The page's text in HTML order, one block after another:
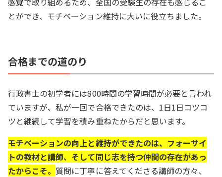
とができ、モチベーション維持に大いに役立ちました。
合格までの道のり
行政書士の初学者には800時間の学習時間が必要と言われ
ていますが、私が一回で合格できたのは、1日1日コツコ
ツと継続して学習を積み重ねたからだと思います。
モチベーションの向上と維持ができたのは、フォーサイ
トの教材と講師、そして同じ志を持つ仲間の存在があっ
たからこそ。質問に丁寧に答えてくださる講師の方々、